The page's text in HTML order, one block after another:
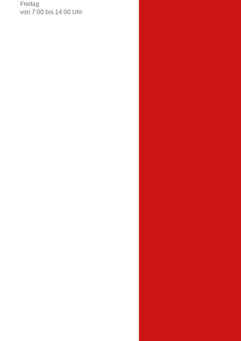
Freitag
von 7:00 bis 14:00 Uhr